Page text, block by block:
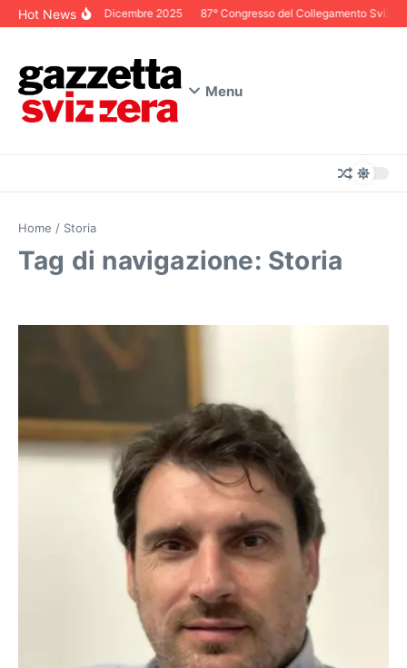
Salta al contenuto
Hot NewsEditoriale Dicembre 2025 87° Congresso del Collegamento
Menu
Home / Storia
Tag di navigazione: Storia